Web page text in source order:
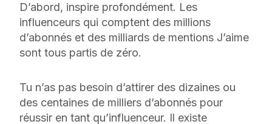
D’abord, inspire profondément. Les
influenceurs qui comptent des millions
d’abonnés et des milliards de mentions J’aime
sont tous partis de zéro.
Tu n’as pas besoin d’attirer des dizaines ou
des centaines de milliers d’abonnés pour
réussir en tant qu’influenceur. Il existe